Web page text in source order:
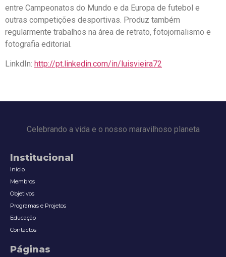
entre Campeonatos do Mundo e da Europa de futebol e
outras competições desportivas. Produz também
regularmente trabalhos na área de retrato, fotojornalismo e
fotografia editorial.
LinkdIn: http://pt.linkedin.com/in/luisvieira72
Celebrando a vida e o nosso maravilhoso planeta
Institucional
Início
Membros
Objetivos
Programas e Projetos
Educação
Contactos
Páginas